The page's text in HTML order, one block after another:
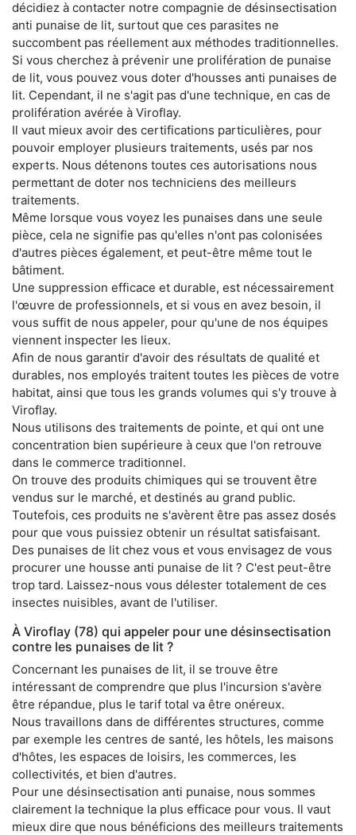
décidiez à contacter notre compagnie de désinsectisation
anti punaise de lit, surtout que ces parasites ne
succombent pas réellement aux méthodes traditionnelles.
Si vous cherchez à prévenir une prolifération de punaise
de lit, vous pouvez vous doter d'housses anti punaises de
lit. Cependant, il ne s'agit pas d'une technique, en cas de
prolifération avérée à Viroflay.
Il vaut mieux avoir des certifications particulières, pour
pouvoir employer plusieurs traitements, usés par nos
experts. Nous détenons toutes ces autorisations nous
permettant de doter nos techniciens des meilleurs
traitements.
Même lorsque vous voyez les punaises dans une seule
pièce, cela ne signifie pas qu'elles n'ont pas colonisées
d'autres pièces également, et peut-être même tout le
bâtiment.
Une suppression efficace et durable, est nécessairement
l'œuvre de professionnels, et si vous en avez besoin, il
vous suffit de nous appeler, pour qu'une de nos équipes
viennent inspecter les lieux.
Afin de nous garantir d'avoir des résultats de qualité et
durables, nos employés traitent toutes les pièces de votre
habitat, ainsi que tous les grands volumes qui s'y trouve à
Viroflay.
Nous utilisons des traitements de pointe, et qui ont une
concentration bien supérieure à ceux que l'on retrouve
dans le commerce traditionnel.
On trouve des produits chimiques qui se trouvent être
vendus sur le marché, et destinés au grand public.
Toutefois, ces produits ne s'avèrent être pas assez dosés
pour que vous puissiez obtenir un résultat satisfaisant.
Des punaises de lit chez vous et vous envisagez de vous
procurer une housse anti punaise de lit ? C'est peut-être
trop tard. Laissez-nous vous délester totalement de ces
insectes nuisibles, avant de l'utiliser.
À Viroflay (78) qui appeler pour une désinsectisation
contre les punaises de lit ?
Concernant les punaises de lit, il se trouve être
intéressant de comprendre que plus l'incursion s'avère
être répandue, plus le tarif total va être onéreux.
Nous travaillons dans de différentes structures, comme
par exemple les centres de santé, les hôtels, les maisons
d'hôtes, les espaces de loisirs, les commerces, les
collectivités, et bien d'autres.
Pour une désinsectisation anti punaise, nous sommes
clairement la technique la plus efficace pour vous. Il vaut
mieux dire que nous bénéficions des meilleurs traitements